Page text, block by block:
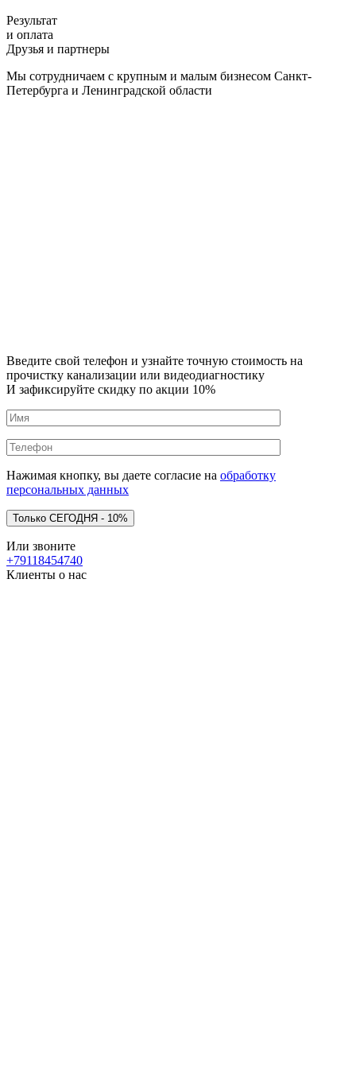
Результат
и оплата
Друзья и партнеры
Мы сотрудничаем с крупным и малым бизнесом Санкт-
Петербурга и Ленинградской области
Введите свой телефон и узнайте точную стоимость на
прочистку канализации или видеодиагностику
И зафиксируйте скидку по акции 10%
Нажимая кнопку, вы даете согласие на обработку
персональных данных
Или звоните
+79118454740
Клиенты о нас